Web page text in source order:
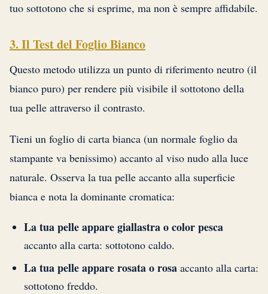
tuo sottotono che si esprime, ma non è sempre affidabile.
3. Il Test del Foglio Bianco
Questo metodo utilizza un punto di riferimento neutro (il
bianco puro) per rendere più visibile il sottotono della
tua pelle attraverso il contrasto.
Tieni un foglio di carta bianca (un normale foglio da
stampante va benissimo) accanto al viso nudo alla luce
naturale. Osserva la tua pelle accanto alla superficie
bianca e nota la dominante cromatica:
La tua pelle appare giallastra o color pesca
accanto alla carta: sottotono caldo.
La tua pelle appare rosata o rosa accanto alla carta:
sottotono freddo.